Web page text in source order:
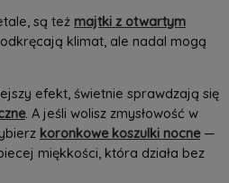
są też majtki z otwartym
klimat, ale nadal mogą
efekt, świetnie sprawdzają się
. A jeśli wolisz zmysłowość w
koronkowe koszulki nocne—
miękkości, która działa bez